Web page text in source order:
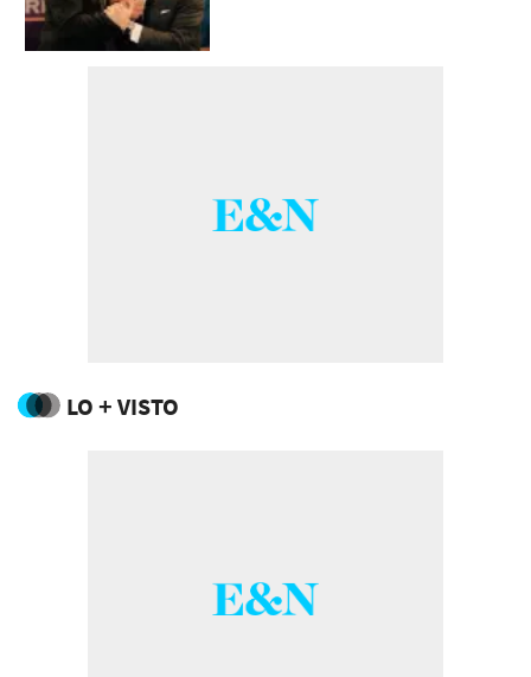
LO + VISTO